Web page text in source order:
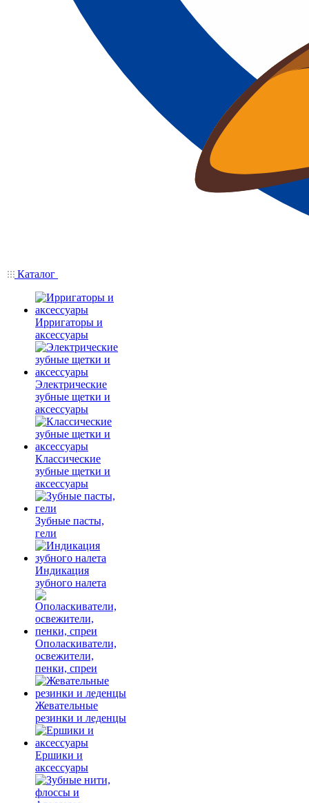
Каталог
Ирригаторы и
аксессуары
Электрические
зубные щетки и
аксессуары
Классические
зубные щетки и
аксессуары
Зубные пасты,
гели
Индикация
зубного налета
Ополаскиватели,
освежители,
пенки, спреи
Жевательные
резинки и леденцы
Ершики и
аксессуары